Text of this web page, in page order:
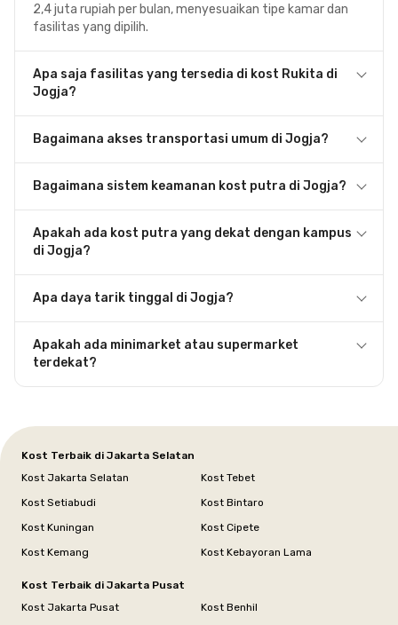
2,4 juta rupiah per bulan, menyesuaikan tipe kamar dan
fasilitas yang dipilih.
Apa saja fasilitas yang tersedia di kost Rukita di
Jogja?
Bagaimana akses transportasi umum di Jogja?
Bagaimana sistem keamanan kost putra di Jogja?
Apakah ada kost putra yang dekat dengan kampus
di Jogja?
Apa daya tarik tinggal di Jogja?
Apakah ada minimarket atau supermarket
terdekat?
Kost Terbaik di Jakarta Selatan
Kost Jakarta Selatan
Kost Tebet
Kost Setiabudi
Kost Bintaro
Kost Kuningan
Kost Cipete
Kost Kemang
Kost Kebayoran Lama
Kost Terbaik di Jakarta Pusat
Kost Jakarta Pusat
Kost Benhil